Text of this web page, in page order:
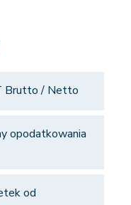
Brutto / Netto
opodatkowania
od